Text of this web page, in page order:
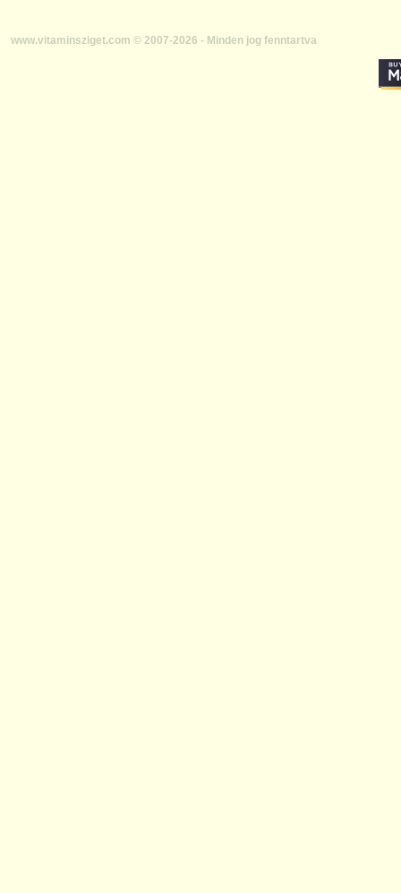
www.vitaminsziget.com © 2007-2026 - Minden jog fenntartva